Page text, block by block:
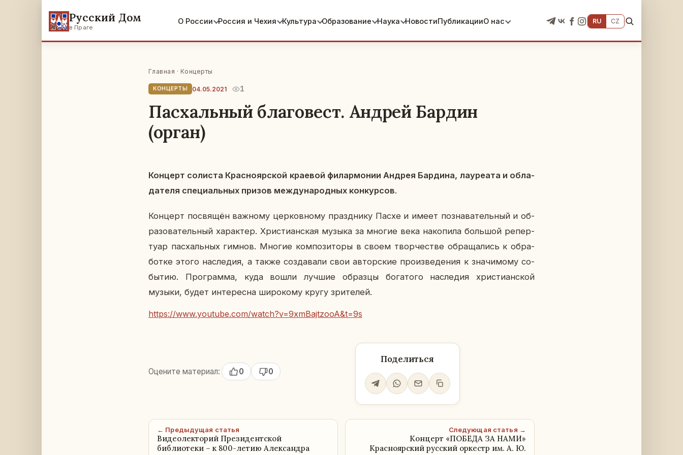
Русский Дом
в Праге
О России Россия и Чехия Культура Образование Наука НовостиПубликацииО нас RU CZ
Главная · Концерты
КОНЦЕРТЫ 04.05.2021 1
Пасхальный благовест. Андрей Бардин
(орган)
Кон­церт со­ли­ста Крас­но­яр­ской кра­е­вой фи­лар­мо­нии Андрея Бар­ди­на, ла­у­ре­а­та и об­ла­
да­те­ля спе­ци­аль­ных призов меж­ду­на­род­ных кон­кур­сов.
Кон­церт по­свя­щён важ­но­му цер­ков­но­му празд­ни­ку Пасхе и имеет по­зна­ва­тель­ный и об­
ра­зо­ва­тель­ный ха­рак­тер. Хри­сти­ан­ская музыка за многие века на­ко­пи­ла боль­шой ре­пер­
ту­ар пас­халь­ных гимнов. Многие ком­по­зи­то­ры в своем твор­че­стве об­ра­ща­лись к об­ра­
бот­ке этого на­сле­дия, а также со­зда­ва­ли свои ав­тор­ские про­из­ве­де­ния к зна­чи­мо­му со­
бы­тию. Про­грам­ма, куда вошли лучшие об­раз­цы бо­га­то­го на­сле­дия хри­сти­ан­ской
музыки, будет ин­те­рес­на ши­ро­ко­му кругу зри­те­лей.
https://www.youtube.com/watch?v=9xmBajtzooA&t=9s
Оцените материал: 0 0
Поделиться
← Предыдущая статья
Видеолекторий Президентской
библиотеки – к 800-летию Александра
Следующая статья →
Концерт «ПОБЕДА ЗА НАМИ»
Красноярский русский оркестр им. А. Ю.